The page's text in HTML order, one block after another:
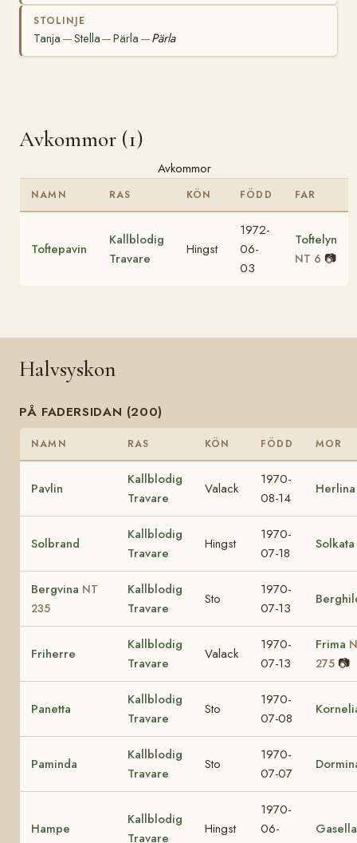
STOLINJE
Tanja —Stella—Pärla —Pärla
Avkommor (1)
Avkommor
NAMN RAS KÖN FÖDD FAR
Toftepavin
Kallblodig
Travare
Hingst
1972-
06-
03
Toftelyn
NT 6 📷
Halvsyskon
PÅ FADERSIDAN (200)
NAMN RAS KÖN FÖDD MOR
Pavlin
Kallblodig
Travare
Valack
1970-
08-14
Herlina
Solbrand
Kallblodig
Travare
Hingst
1970-
07-18
Solkata
Bergvina NT
235
Kallblodig
Travare
Sto
1970-
07-13
Friherre
Kallblodig
Travare
Valack
1970-
07-13
Frima
275 📷
Panetta
Kallblodig
Travare
Sto
1970-
07-08
Paminda
Kallblodig
Travare
Sto
1970-
07-07
Hampe
Kallblodig
Travare
Hingst
1970-
06-
Gasella